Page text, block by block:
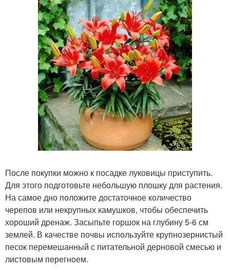
После покупки можно к посадке луковицы приступить.
Для этого подготовьте небольшую плошку для растения.
На самое дно положите достаточное количество
черепов или некрупных камушков, чтобы обеспечить
хороший дренаж. Засыпьте горшок на глубину 5-6 см
землей. В качестве почвы используйте крупнозернистый
песок перемешанный с питательной дерновой смесью и
листовым перегноем.